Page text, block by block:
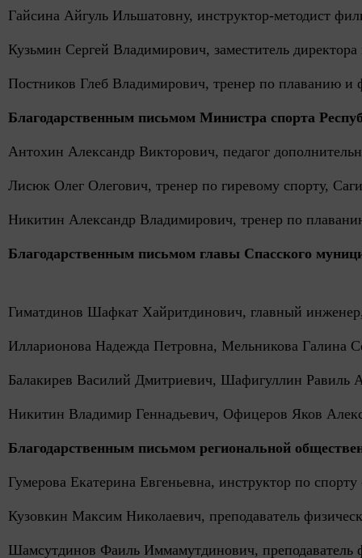
Гайсина Айгуль Ильшатовну, инструктор-методист
Кузьмин Сергей Владимирович, заместитель
Постников Глеб Владимирович, тренер по плаванию и
Благодарственным письмом Министра спорта
Антохин Александр Викторович, педагог
Лисюк Олег Олегович, тренер по гиревому спорту,
Никитин Александр Владимирович, тренер по
Благодарственным письмом главы Спасского
Гиматдинов Шафкат Хайритдинович, главный
Илларионова Надежда Петровна, Мельникова Галина
Балакирев Василий Дмитриевич, Шафигуллин Равиль
Никитин Владимир Геннадьевич, Офицеров Яков
Благодарственным письмом региональной
Гумерова Екатерина Евгеньевна, инструктор по
Кузовкин Максим Николаевич, преподаватель
Шамсутдинов Фаиль Иммамутдинович, преподаватель